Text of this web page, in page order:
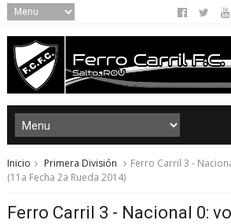
Inicio Primera División
Ferro Carril 3 -
(11a Fecha 2a Rueda 2014)
Ferro Carril 3 - Nacional 0: